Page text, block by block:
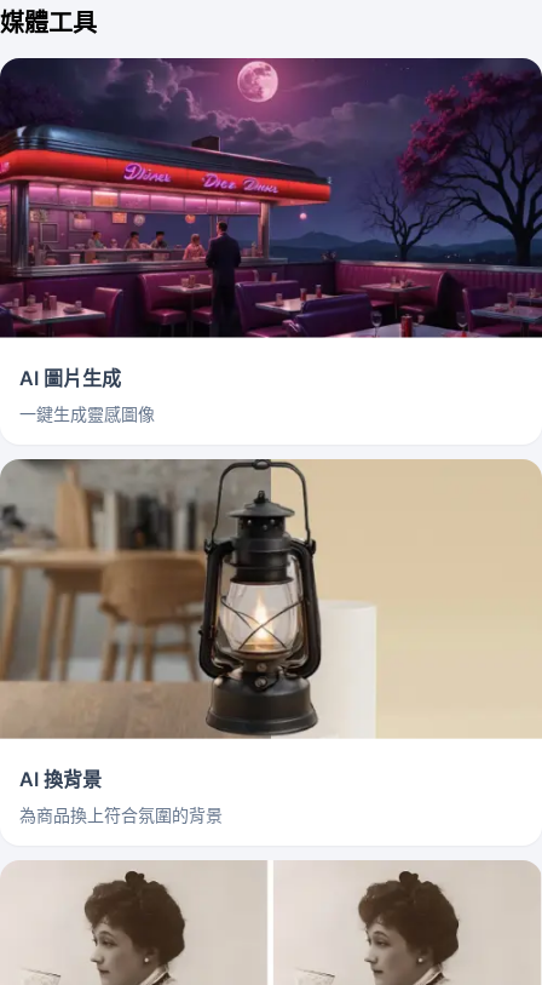
媒體工具
AI 圖片生成
一鍵生成靈感圖像
AI 換背景
為商品換上符合氛圍的背景